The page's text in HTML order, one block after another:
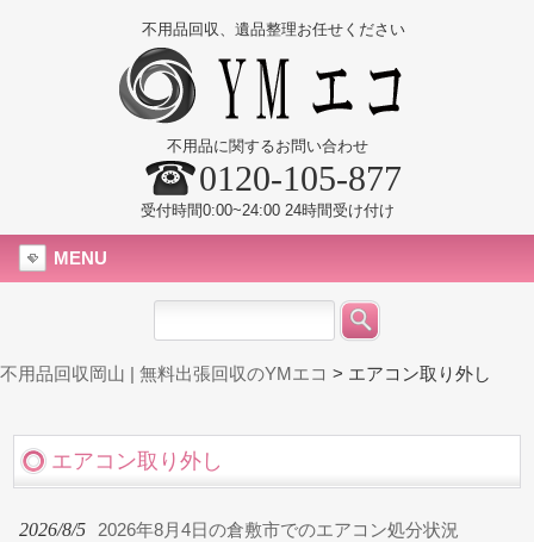
不用品回収、遺品整理お任せください
不用品に関するお問い合わせ
0120-105-877
受付時間0:00~24:00 24時間受け付け
MENU
不用品回収岡山 | 無料出張回収のYMエコ > エアコン取り外し
エアコン取り外し
2026/8/5 2026年8月4日の倉敷市でのエアコン処分状況